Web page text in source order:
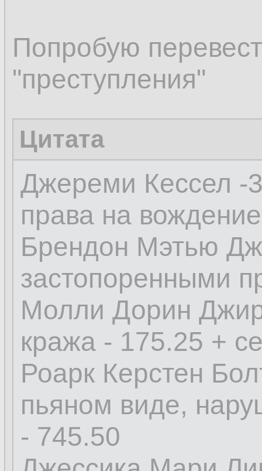
Попробую
"преступления"
Цитата
Джереми Кессел -
права на
Брендон Мэтью
застопоренными
Молли Дорин
кража - 175.25 +
Роарк Керстен
пьяном виде,
- 745.50